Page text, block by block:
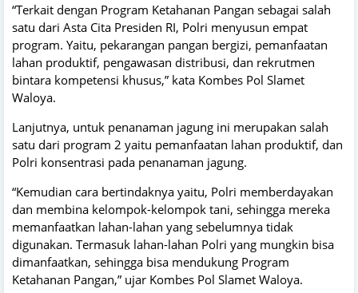
“Terkait dengan Program Ketahanan Pangan sebagai salah
satu dari Asta Cita Presiden RI, Polri menyusun empat
program. Yaitu, pekarangan pangan bergizi, pemanfaatan
lahan produktif, pengawasan distribusi, dan rekrutmen
bintara kompetensi khusus,” kata Kombes Pol Slamet
Waloya.
Lanjutnya, untuk penanaman jagung ini merupakan salah
satu dari program 2 yaitu pemanfaatan lahan produktif, dan
Polri konsentrasi pada penanaman jagung.
“Kemudian cara bertindaknya yaitu, Polri memberdayakan
dan membina kelompok-kelompok tani, sehingga mereka
memanfaatkan lahan-lahan yang sebelumnya tidak
digunakan. Termasuk lahan-lahan Polri yang mungkin bisa
dimanfaatkan, sehingga bisa mendukung Program
Ketahanan Pangan,” ujar Kombes Pol Slamet Waloya.